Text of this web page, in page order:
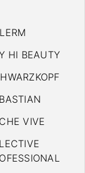
HI BEAUTY
VIVE